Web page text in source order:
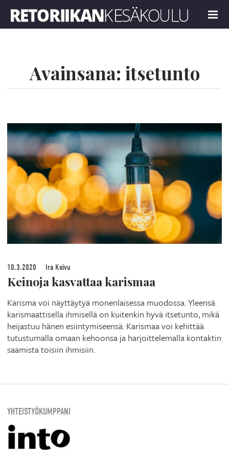
MENU
Avainsana: itsetunto
10.3.2020 Ira Koivu
Keinoja kasvattaa karismaa
Karisma voi näyttäytyä monenlaisessa muodossa. Yleensä
karismaattisella ihmisellä on kuitenkin hyvä itsetunto, mikä
heijastuu hänen esiintymiseensä. Karismaa voi kehittää
tutustumalla omaan kehoonsa ja harjoittelemalla kontaktin
saamista toisiin ihmisiin.
YHTEISTYÖKUMPPANI